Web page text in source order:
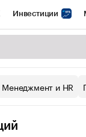
Инвестиции
Конференции
Менеджмент и HR